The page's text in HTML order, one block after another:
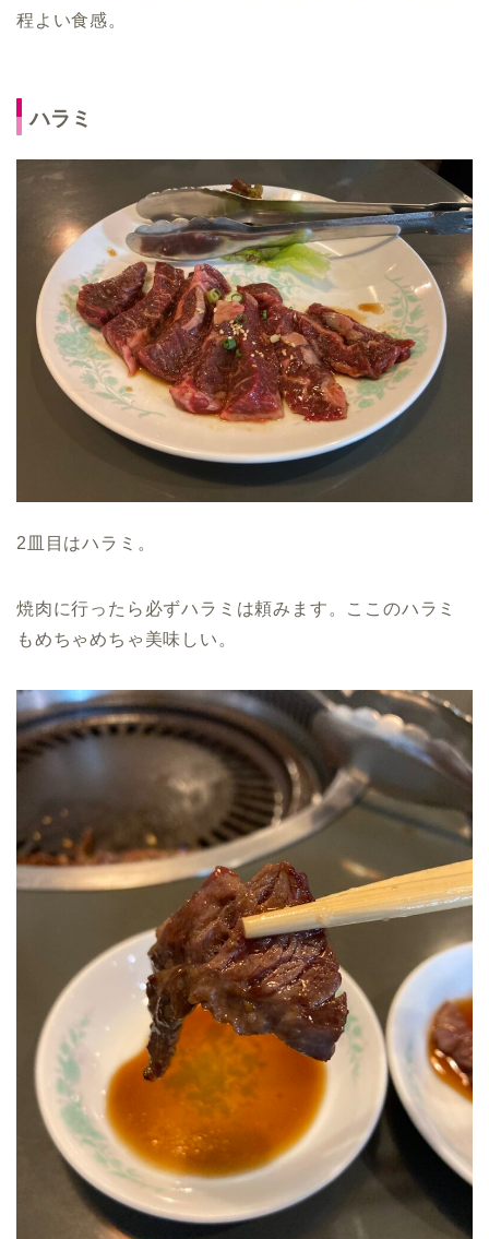
程よい食感。
ハラミ
2皿目はハラミ。
焼肉に行ったら必ずハラミは頼みます。ここのハラミ
もめちゃめちゃ美味しい。